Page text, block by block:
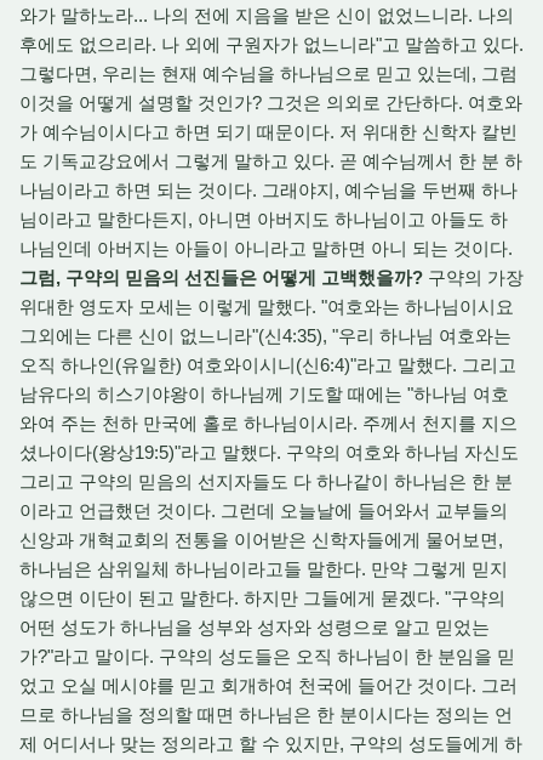
와가 말하노라... 나의 전에 지음을 받은 신이 없었느니라. 나의
후에도 없으리라. 나 외에 구원자가 없느니라"고 말씀하고 있다.
그렇다면, 우리는 현재 예수님을 하나님으로 믿고 있는데, 그럼
이것을 어떻게 설명할 것인가? 그것은 의외로 간단하다. 여호와
가 예수님이시다고 하면 되기 때문이다. 저 위대한 신학자 칼빈
도 기독교강요에서 그렇게 말하고 있다. 곧 예수님께서 한 분 하
나님이라고 하면 되는 것이다. 그래야지, 예수님을 두번째 하나
님이라고 말한다든지, 아니면 아버지도 하나님이고 아들도 하
나님인데 아버지는 아들이 아니라고 말하면 아니 되는 것이다.
그럼, 구약의 믿음의 선진들은 어떻게 고백했을까? 구약의 가장
위대한 영도자 모세는 이렇게 말했다. "여호와는 하나님이시요
그외에는 다른 신이 없느니라"(신4:35), "우리 하나님 여호와는
오직 하나인(유일한) 여호와이시니(신6:4)"라고 말했다. 그리고
남유다의 히스기야왕이 하나님께 기도할 때에는 "하나님 여호
와여 주는 천하 만국에 홀로 하나님이시라. 주께서 천지를 지으
셨나이다(왕상19:5)"라고 말했다. 구약의 여호와 하나님 자신도
그리고 구약의 믿음의 선지자들도 다 하나같이 하나님은 한 분
이라고 언급했던 것이다. 그런데 오늘날에 들어와서 교부들의
신앙과 개혁교회의 전통을 이어받은 신학자들에게 물어보면,
하나님은 삼위일체 하나님이라고들 말한다. 만약 그렇게 믿지
않으면 이단이 된고 말한다. 하지만 그들에게 묻겠다. "구약의
어떤 성도가 하나님을 성부와 성자와 성령으로 알고 믿었는
가?"라고 말이다. 구약의 성도들은 오직 하나님이 한 분임을 믿
었고 오실 메시야를 믿고 회개하여 천국에 들어간 것이다. 그러
므로 하나님을 정의할 때면 하나님은 한 분이시다는 정의는 언
제 어디서나 맞는 정의라고 할 수 있지만, 구약의 성도들에게 하